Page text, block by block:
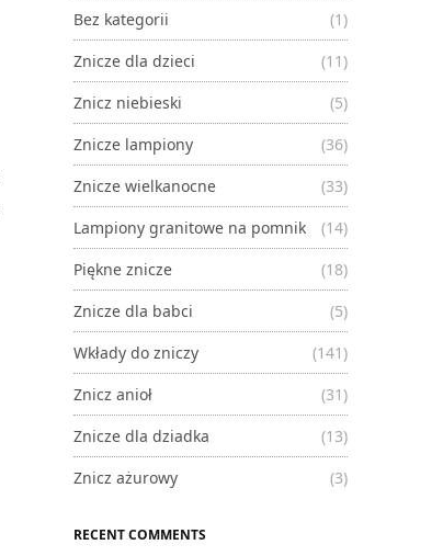
Bez kategorii
(1)
Znicze dla dzieci
(11)
Znicz niebieski
(5)
Znicze lampiony
(36)
Znicze wielkanocne
(33)
Lampiony granitowe na pomnik
(14)
Piękne znicze
(18)
Znicze dla babci
(5)
Wkłady do zniczy
(141)
Znicz anioł
(31)
Znicze dla dziadka
(13)
Znicz ażurowy
(3)
RECENT COMMENTS